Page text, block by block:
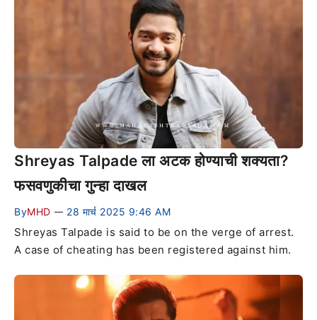
Shreyas Talpade ला अटक होण्याची शक्यता?
फसवणुकीचा गुन्हा दाखल
ByMHD — 28 मार्च 2025 9:46 AM
Shreyas Talpade is said to be on the verge of arrest.
A case of cheating has been registered against him.